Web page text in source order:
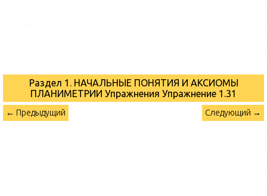
Раздел 1. НАЧАЛЬНЫЕ ПОНЯТИЯ И АКСИОМЫ
ПЛАНИМЕТРИИ Упражнения Упражнение 1.31
← Предыдущий Следующий →